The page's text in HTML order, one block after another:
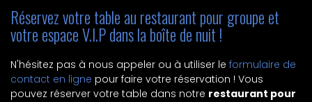
Réservez votre table au restaurant pour groupe et
votre espace V.I.P dans la boîte de nuit !
N'hésitez pas à nous appeler ou à utiliser le formulaire de
contact en ligne pour faire votre réservation ! Vous
pouvez réserver votre table dans notre restaurant pour